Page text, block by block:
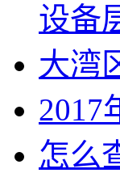
设备
大湾
2017
怎么